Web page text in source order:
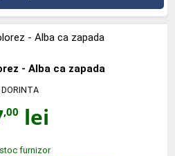
- Alba ca zapada
DORINTA
,00 lei
furnizor